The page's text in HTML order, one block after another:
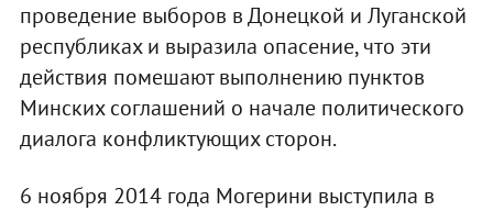
проведение выборов в Донецкой и Луганской
республиках и выразила опасение, что эти
действия помешают выполнению пунктов
Минских соглашений о начале политического
диалога конфликтующих сторон.
6 ноября 2014 года Могерини выступила в